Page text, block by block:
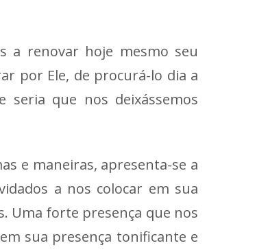
a renovar hoje mesmo seu
por Ele, de procurá-lo dia a
seria que nos deixássemos
e maneiras, apresenta-se a
a nos colocar em sua
Uma forte presença que nos
sua presença tonificante e